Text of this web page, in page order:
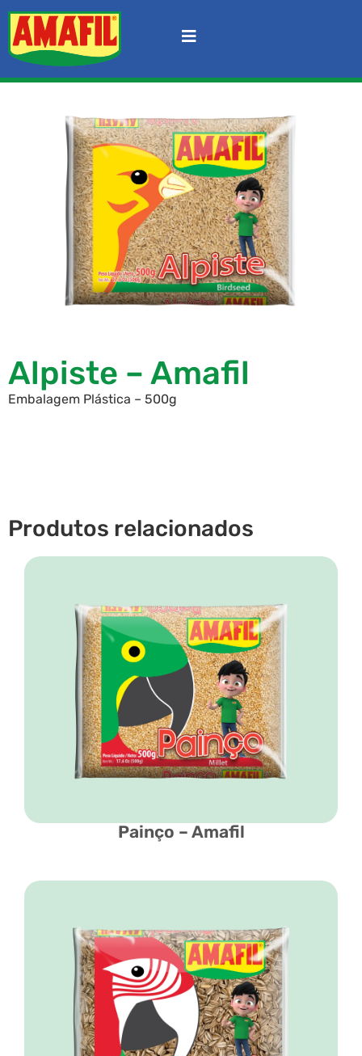
Alpiste – Amafil
Embalagem Plástica – 500g
Produtos relacionados
Painço – Amafil